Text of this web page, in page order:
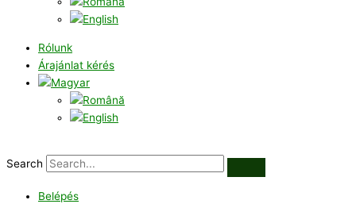
Rólunk
Árajánlat kérés
Search
Belépés